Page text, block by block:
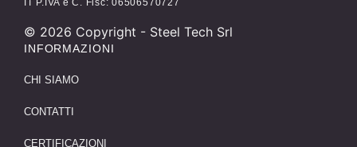
© 2026 Copyright - Steel Tech Srl
INFORMAZIONI
CHI SIAMO
CONTATTI
CERTIFICAZIONI